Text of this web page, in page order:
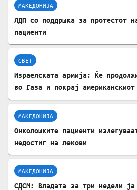
МАКЕДОНИЈА
ЛДП со поддршка за протестот
пациенти
СВЕТ
Израелската армија: Ќе
во Газа и покрај американскиот
МАКЕДОНИЈА
Онколошките пациенти
недостиг на лекови
МАКЕДОНИЈА
СДСМ: Владата за три недели ја